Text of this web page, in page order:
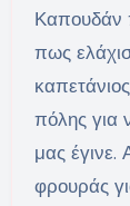
Καπουδάν
πως
πόλης για
μας
φρουράς